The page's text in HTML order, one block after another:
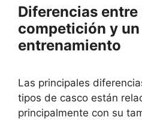
Diferencias
competición y
entrenamiento
Las principales
tipos de casco están
principalmente con su